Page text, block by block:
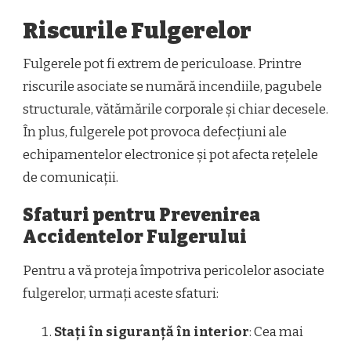
Riscurile Fulgerelor
Fulgerele pot fi extrem de periculoase. Printre
riscurile asociate se numără incendiile, pagubele
structurale, vătămările corporale și chiar decesele.
În plus, fulgerele pot provoca defecțiuni ale
echipamentelor electronice și pot afecta rețelele
de comunicații.
Sfaturi pentru Prevenirea
Accidentelor Fulgerului
Pentru a vă proteja împotriva pericolelor asociate
fulgerelor, urmați aceste sfaturi:
Stați în siguranță în interior: Cea mai